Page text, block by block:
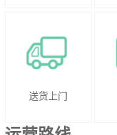
送货上门